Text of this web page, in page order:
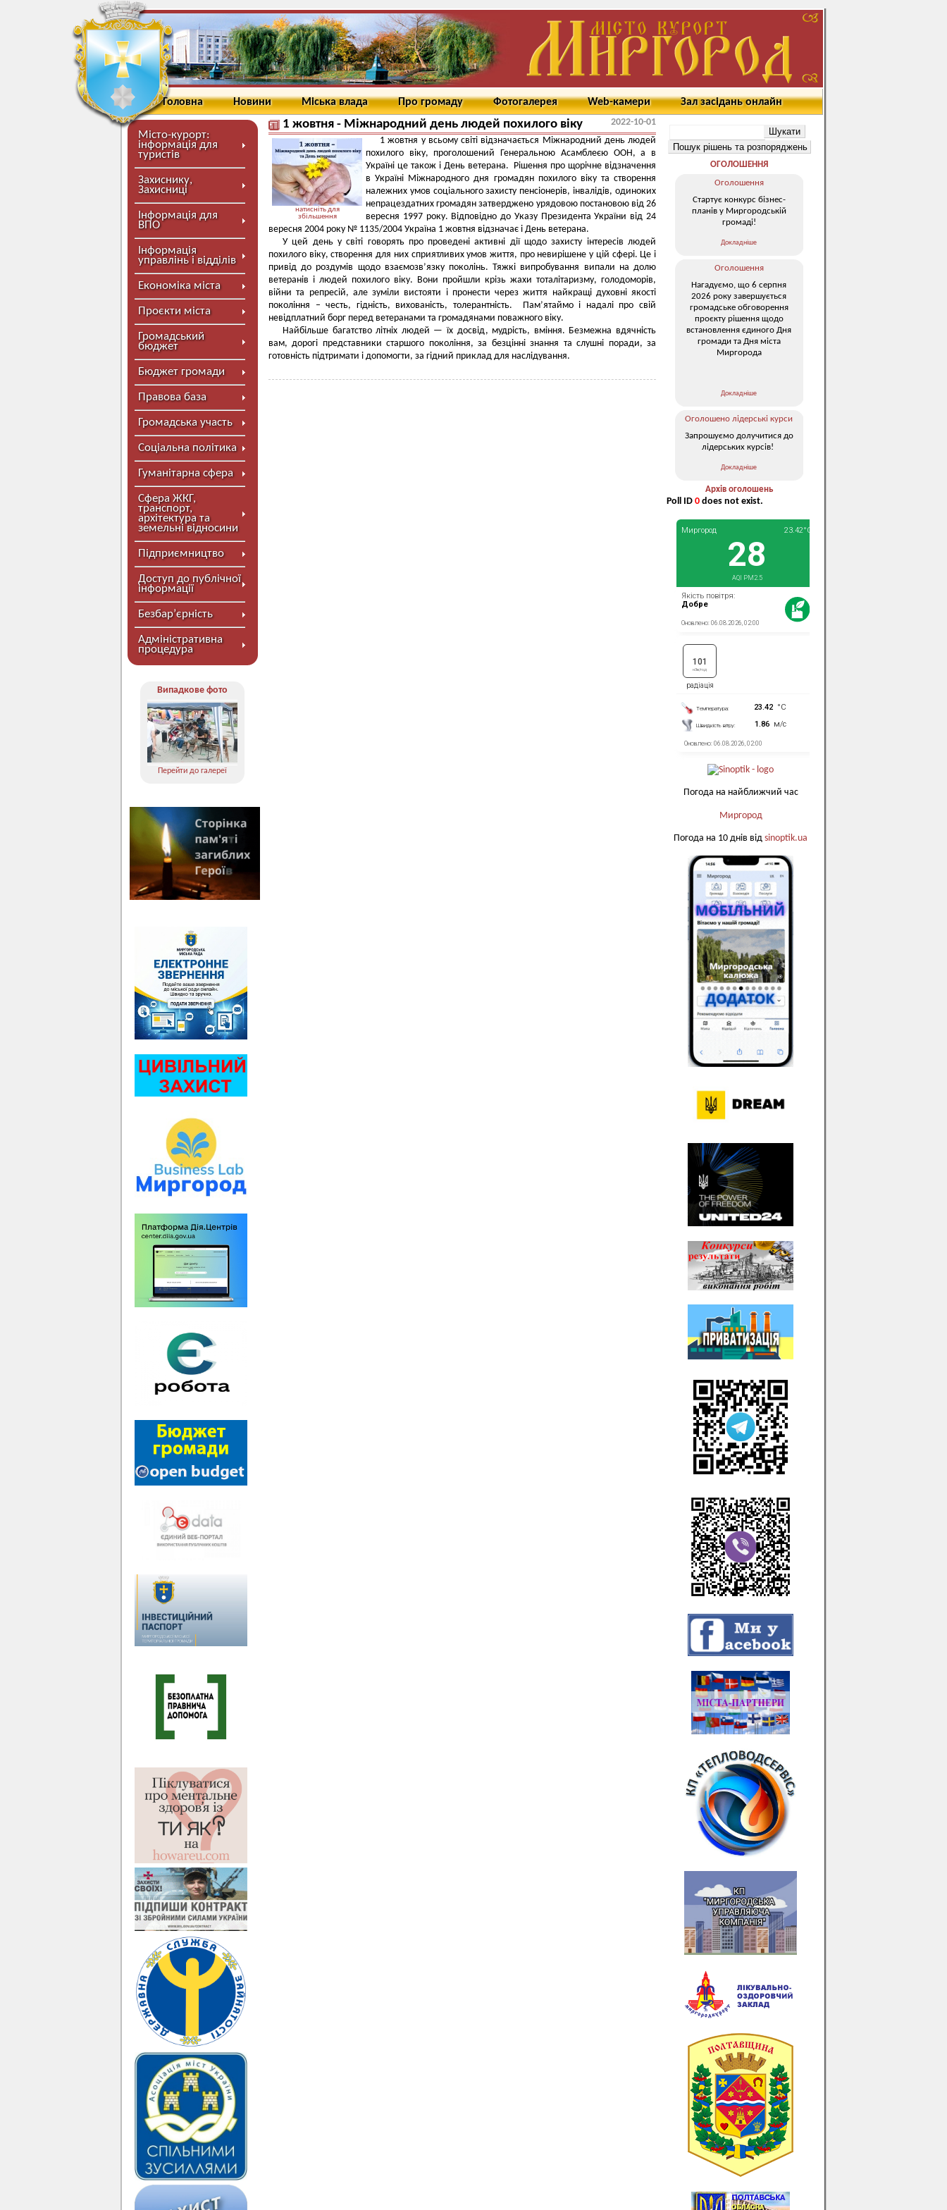
Головна Новини Міська влада Про громаду Фотогалерея Web-камери Зал засідань онлайн
Місто-курорт:
інформація для
туристів
Захиснику,
Захисниці
Інформація для
ВПО
Інформація
управлінь і відділів
Економіка міста
Проєкти міста
Громадський
бюджет
Бюджет громади
Правова база
Громадська участь
Соціальна політика
Гуманітарна сфера
Сфера ЖКГ,
транспорт,
архітектура та
земельні відносини
Підприємництво
Доступ до публічної
інформації
Безбар’єрність
Адміністративна
процедура
Випадкове фото
Перейти до галереї
1 жовтня - Міжнародний день людей похилого віку 2022-10-01
натисніть для
збільшення
1 жовтня у всьому світі відзначається Міжнародний день людей
похилого віку, проголошений Генеральною Асамблеєю ООН, а в
Україні це також і День ветерана. Рішення про щорічне відзначення
в Україні Міжнародного дня громадян похилого віку та створення
належних умов соціального захисту пенсіонерів, інвалідів, одиноких
непрацездатних громадян затверджено урядовою постановою від 26
вересня 1997 року. Відповідно до Указу Президента України від 24
вересня 2004 року № 1135/2004 Україна 1 жовтня відзначає і День ветерана.
У цей день у світі говорять про проведені активні дії щодо захисту інтересів людей
похилого віку, створення для них сприятливих умов життя, про невирішене у цій сфері. Це і
привід до роздумів щодо взаємозв’язку поколінь. Тяжкі випробування випали на долю
ветеранів і людей похилого віку. Вони пройшли крізь жахи тоталітаризму, голодоморів,
війни та репресій, але зуміли вистояти і пронести через життя найкращі духовні якості
покоління – честь, гідність, вихованість, толерантність. Пам’ятаймо і надалі про свій
невідплатний борг перед ветеранами та громадянами поважного віку.
Найбільше багатство літніх людей — їх досвід, мудрість, вміння. Безмежна вдячність
вам, дорогі представники старшого покоління, за безцінні знання та слушні поради, за
готовність підтримати і допомогти, за гідний приклад для наслідування.
ОГОЛОШЕННЯ
Оголошення
Стартує конкурс бізнес-
планів у Миргородській
громаді!
Докладніше
Оголошення
Нагадуємо, що 6 серпня
2026 року завершується
громадське обговорення
проєкту рішення щодо
встановлення єдиного Дня
громади та Дня міста
Миргорода
Докладніше
Оголошено лідерські курси
Запрошуємо долучитися до
лідерських курсів!
Докладніше
Архів оголошень
Poll ID 0 does not exist.
Погода на найближчий час
Миргород
Погода на 10 днів від sinoptik.ua